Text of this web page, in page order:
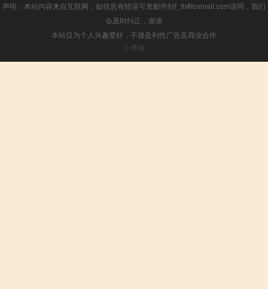
声明：本站内容来自互联网，如信息有错误可发邮件到f_fb#foxmail.com说明，我们
会及时纠正，谢谢
本站仅为个人兴趣爱好，不接盈利性广告及商业合作
小男孩